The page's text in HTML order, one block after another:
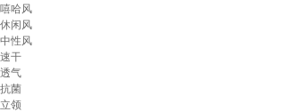
嘻哈风
休闲风
中性风
速干
透气
抗菌
立领